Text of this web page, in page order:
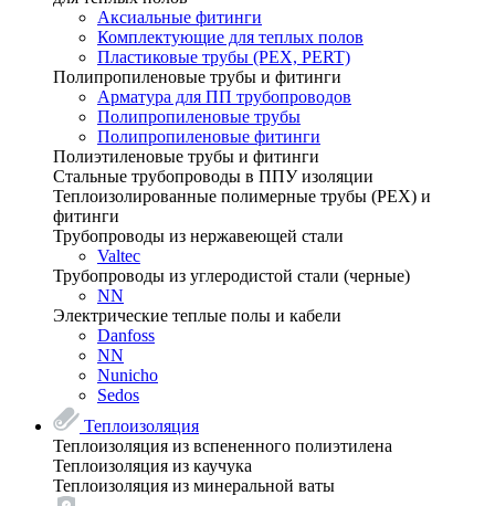
Аксиальные фитинги
Комплектующие для теплых полов
Пластиковые трубы (РЕХ, PERT)
Полипропиленовые трубы и фитинги
Арматура для ПП трубопроводов
Полипропиленовые трубы
Полипропиленовые фитинги
Полиэтиленовые трубы и фитинги
Стальные трубопроводы в ППУ изоляции
Теплоизолированные полимерные трубы (РЕХ) и
фитинги
Трубопроводы из нержавеющей стали
Valtec
Трубопроводы из углеродистой стали (черные)
NN
Электрические теплые полы и кабели
Danfoss
NN
Nunicho
Sedos
Теплоизоляция
Теплоизоляция из вспененного полиэтилена
Теплоизоляция из каучука
Теплоизоляция из минеральной ваты